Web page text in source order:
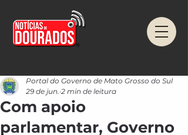
Com apoio
parlamentar, Governo
Portal do Governo de Mato Grosso do Sul
29 de jun. 2 min de leitura